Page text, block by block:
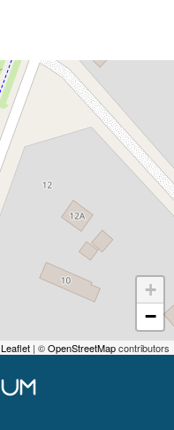
+
−
Leaflet | ©OpenStreetMapcontributors